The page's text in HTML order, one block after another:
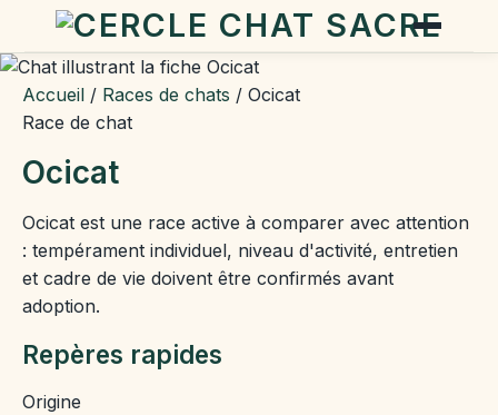
Accueil / Races de chats / Ocicat
Race de chat
Ocicat
Ocicat est une race active à comparer avec attention
: tempérament individuel, niveau d'activité, entretien
et cadre de vie doivent être confirmés avant
adoption.
Repères rapides
Origine